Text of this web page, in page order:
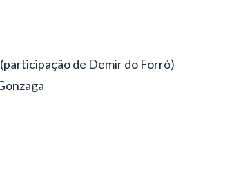
de Demir do Forró)